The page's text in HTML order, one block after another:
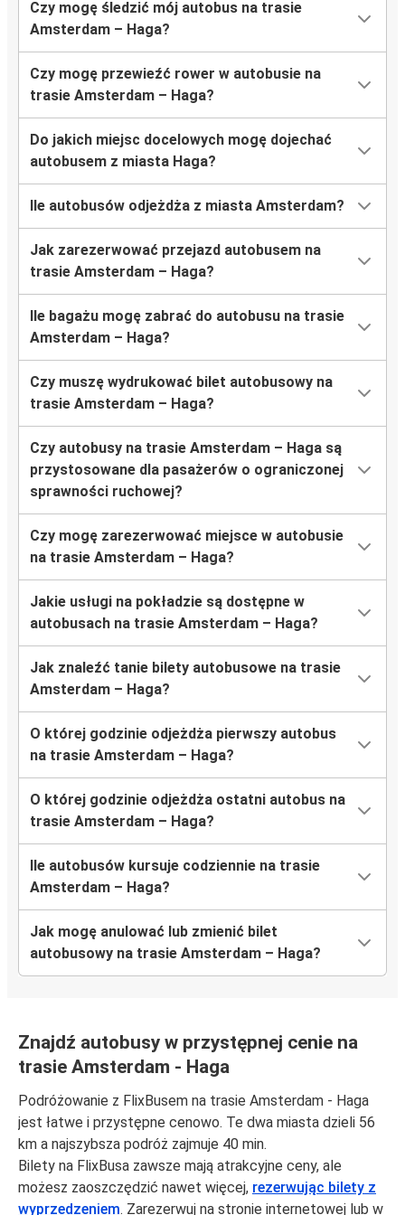
Czy mogę śledzić mój autobus na trasie
Amsterdam – Haga?
Czy mogę przewieźć rower w autobusie na
trasie Amsterdam – Haga?
Do jakich miejsc docelowych mogę dojechać
autobusem z miasta Haga?
Ile autobusów odjeżdża z miasta Amsterdam?
Jak zarezerwować przejazd autobusem na
trasie Amsterdam – Haga?
Ile bagażu mogę zabrać do autobusu na trasie
Amsterdam – Haga?
Czy muszę wydrukować bilet autobusowy na
trasie Amsterdam – Haga?
Czy autobusy na trasie Amsterdam – Haga są
przystosowane dla pasażerów o ograniczonej
sprawności ruchowej?
Czy mogę zarezerwować miejsce w autobusie
na trasie Amsterdam – Haga?
Jakie usługi na pokładzie są dostępne w
autobusach na trasie Amsterdam – Haga?
Jak znaleźć tanie bilety autobusowe na trasie
Amsterdam – Haga?
O której godzinie odjeżdża pierwszy autobus
na trasie Amsterdam – Haga?
O której godzinie odjeżdża ostatni autobus na
trasie Amsterdam – Haga?
Ile autobusów kursuje codziennie na trasie
Amsterdam – Haga?
Jak mogę anulować lub zmienić bilet
autobusowy na trasie Amsterdam – Haga?
Znajdź autobusy w przystępnej cenie na
trasie Amsterdam - Haga
Podróżowanie z FlixBusem na trasie Amsterdam - Haga
jest łatwe i przystępne cenowo. Te dwa miasta dzieli 56
km a najszybsza podróż zajmuje 40 min.
Bilety na FlixBusa zawsze mają atrakcyjne ceny, ale
możesz zaoszczędzić nawet więcej, rezerwując bilety z
wyprzedzeniem. Zarezerwuj na stronie internetowej lub w